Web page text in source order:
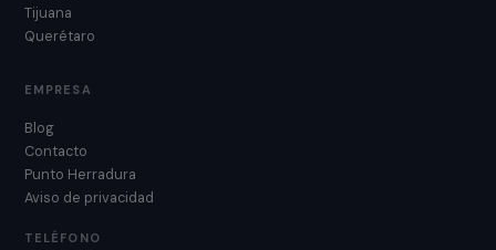
Tijuana
Querétaro
EMPRESA
Blog
Contacto
Punto Herradura
Aviso de privacidad
TELÉFONO